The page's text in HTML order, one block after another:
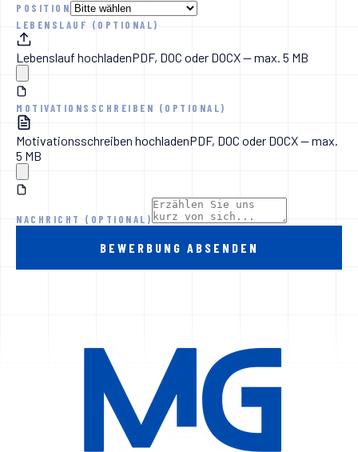
POSITION
LEBENSLAUF (OPTIONAL)
Lebenslauf hochladenPDF, DOC oder DOCX — max. 5 MB
MOTIVATIONSSCHREIBEN (OPTIONAL)
Motivationsschreiben hochladenPDF, DOC oder DOCX — max.
5 MB
NACHRICHT (OPTIONAL)
BEWERBUNG ABSENDEN